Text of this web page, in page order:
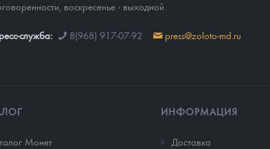
воскресенье - выходной.
служба: 8(968) 917-07-92 press@zoloto-md.ru
Монет
ИНФОРМАЦИЯ
Доставка